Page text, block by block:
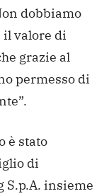
dobbiamo
il valore di
grazie al
permesso di
è stato
di
S.p.A. insieme